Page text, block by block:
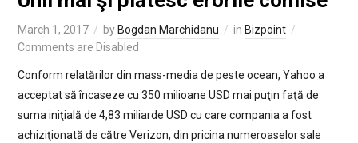
March 1, 2017 by Bogdan Marchidanu in Bizpoint
Comments are Disabled
Conform relatărilor din mass-media de peste ocean, Yahoo a
acceptat să încaseze cu 350 milioane USD mai puţin faţă de
suma iniţială de 4,83 miliarde USD cu care compania a fost
achiziţionată de către Verizon, din pricina numeroaselor sale